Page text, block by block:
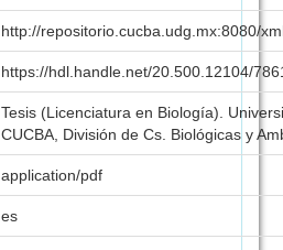
http://repositorio.cucba.udg.mx:8080/
https://hdl.handle.net/20.500.12104/
Tesis (Licenciatura en Biología).
CUCBA, División de Cs. Biológicas y
application/pdf
es